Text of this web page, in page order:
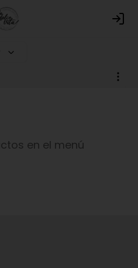
Login
en el menú